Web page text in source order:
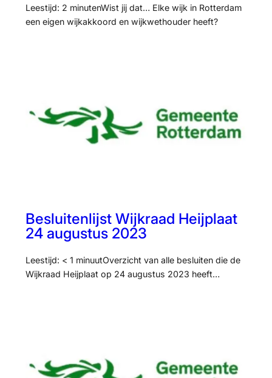
Leestijd: 2 minutenWist jij dat… Elke wijk in Rotterdam
een eigen wijkakkoord en wijkwethouder heeft?
Besluitenlijst Wijkraad Heijplaat
24 augustus 2023
Leestijd: < 1 minuutOverzicht van alle besluiten die de
Wijkraad Heijplaat op 24 augustus 2023 heeft…